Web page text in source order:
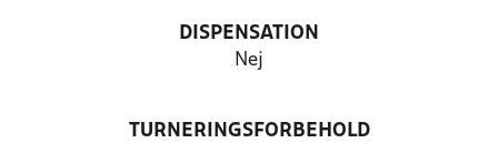
DISPENSATION
Nej
TURNERINGSFORBEHOLD